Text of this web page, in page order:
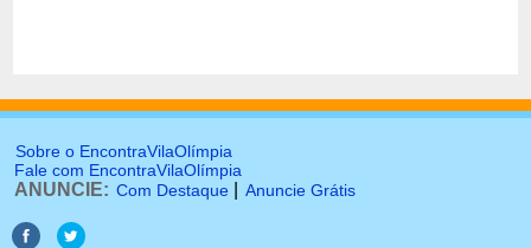
Sobre o EncontraVilaOlímpia
Fale com EncontraVilaOlímpia
ANUNCIE: Com Destaque Anuncie Grátis